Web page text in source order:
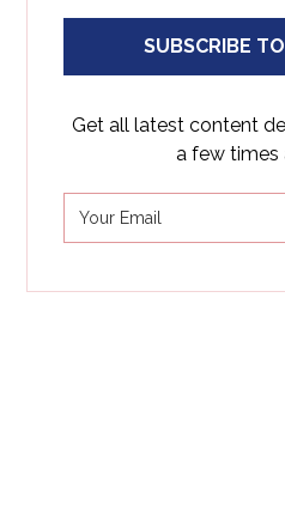
SUBSCRIBE
Get all latest content
a few times